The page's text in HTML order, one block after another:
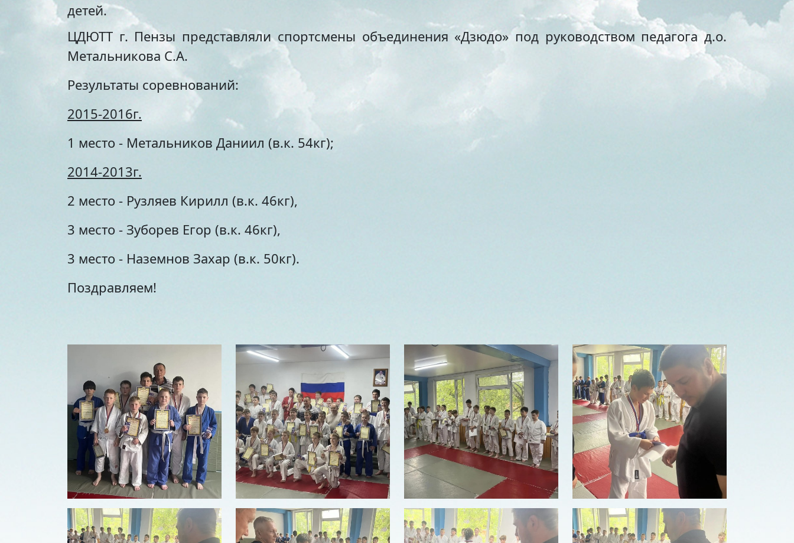
детей.
ЦДЮТТ г. Пензы представляли спортсмены объединения «Дзюдо» под руководством педагога д.о.
Метальникова С.А.
Результаты соревнований:
2015-2016г.
1 место - Метальников Даниил (в.к. 54кг);
2014-2013г.
2 место - Рузляев Кирилл (в.к. 46кг),
3 место - Зуборев Егор (в.к. 46кг),
3 место - Наземнов Захар (в.к. 50кг).
Поздравляем!